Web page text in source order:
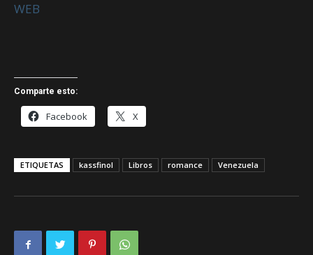
WEB
Comparte esto:
Facebook X
ETIQUETAS kassfinol Libros romance Venezuela